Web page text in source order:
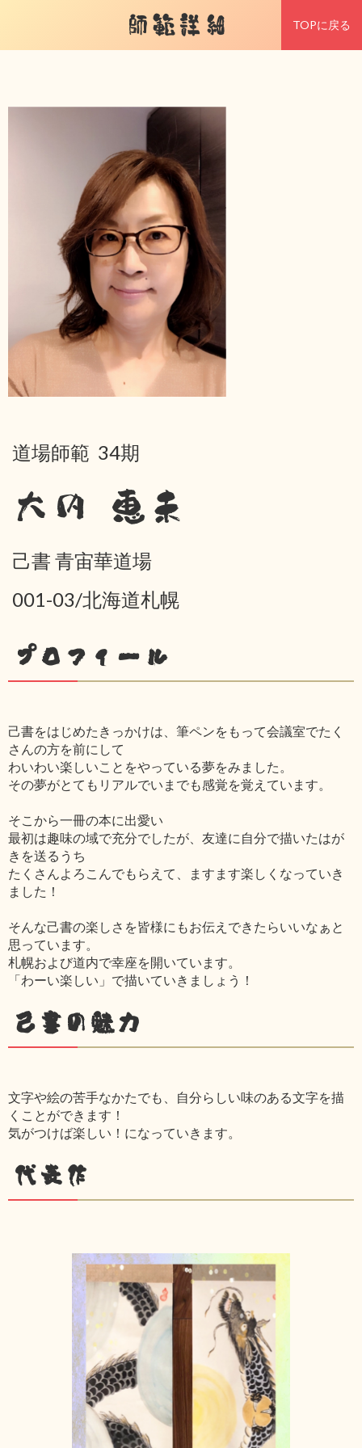
師範詳細 TOPに戻る
道場師範 34期
大内 恵未
己書 青宙華道場
001-03/北海道札幌
プロフィール
己書をはじめたきっかけは、筆ペンをもって会議室でたく
さんの方を前にして
わいわい楽しいことをやっている夢をみました。
その夢がとてもリアルでいまでも感覚を覚えています。
そこから一冊の本に出愛い
最初は趣味の域で充分でしたが、友達に自分で描いたはが
きを送るうち
たくさんよろこんでもらえて、ますます楽しくなっていき
ました！
そんな己書の楽しさを皆様にもお伝えできたらいいなぁと
思っています。
札幌および道内で幸座を開いています。
「わーい楽しい」で描いていきましょう！
己書の魅力
文字や絵の苦手なかたでも、自分らしい味のある文字を描
くことができます！
気がつけば楽しい！になっていきます。
代表作